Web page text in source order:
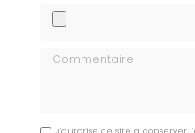
Commentaire